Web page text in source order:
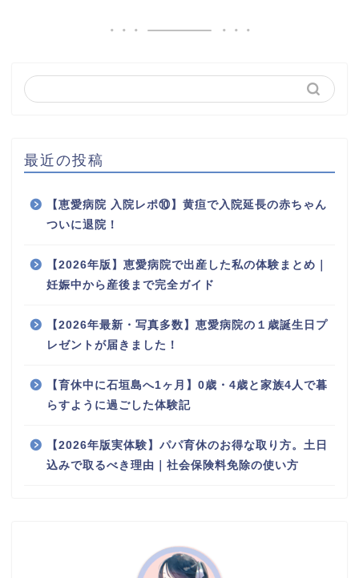
最近の投稿
【恵愛病院 入院レポ⑩】黄疸で入院延長の赤ちゃん
ついに退院！
【2026年版】恵愛病院で出産した私の体験まとめ｜
妊娠中から産後まで完全ガイド
【2026年最新・写真多数】恵愛病院の１歳誕生日プ
レゼントが届きました！
【育休中に石垣島へ1ヶ月】0歳・4歳と家族4人で暮
らすように過ごした体験記
【2026年版実体験】パパ育休のお得な取り方。土日
込みで取るべき理由｜社会保険料免除の使い方